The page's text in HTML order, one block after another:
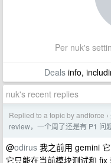
Per nuk's
Dealsinfo,
nuk's recent replies
Replied to a topic by andforce ›
review，一个周了还是有 P1 问
@odirus 我之前用 gemini
它只能在当前模块测试和